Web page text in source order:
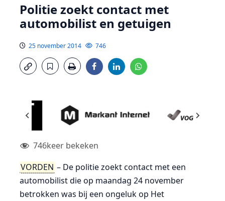
Politie zoekt contact met
automobilist en getuigen
25 november 2014 746
746keer bekeken
VORDEN – De politie zoekt contact met een
automobilist die op maandag 24 november
betrokken was bij een ongeluk op Het